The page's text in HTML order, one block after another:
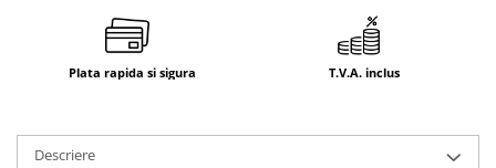
Bolturi, role si bucse
DAUTEL
Plata rapida si sigura T.V.A. inclus
Descriere